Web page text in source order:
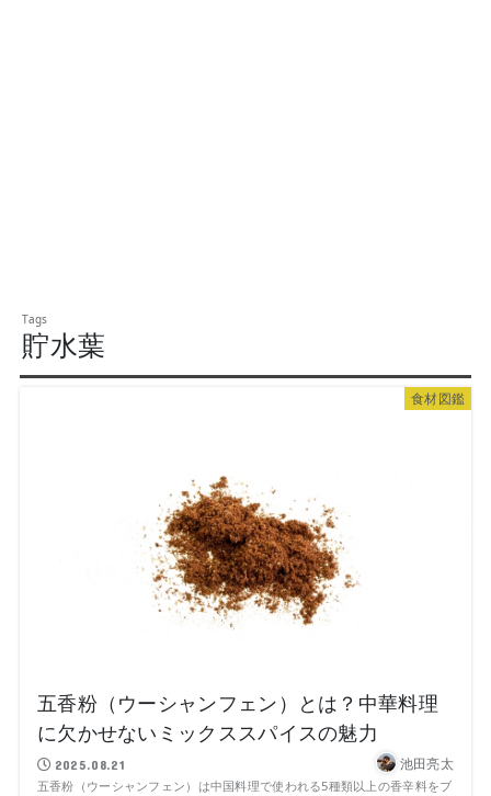
貯水葉
食材図鑑
五香粉（ウーシャンフェン）とは？中華料理
に欠かせないミックススパイスの魅力
2025.08.21 池田亮太
五香粉（ウーシャンフェン）は中国料理で使われる5種類以上の香辛料をブ